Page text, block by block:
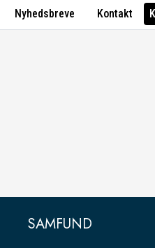
Nyhedsbreve Kontakt
SAMFUND